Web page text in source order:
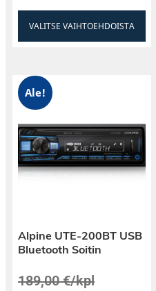
VALITSE VAIHTOEHDOISTA
Ale!
Alpine UTE-200BT USB
Bluetooth Soitin
189,00€/kpl